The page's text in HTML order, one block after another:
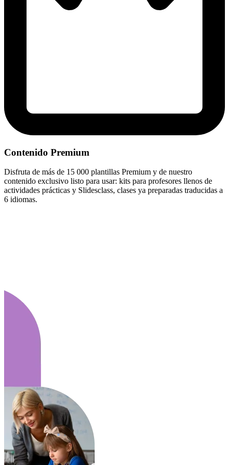
Contenido Premium
Disfruta de más de 15 000 plantillas Premium y de nuestro
contenido exclusivo listo para usar: kits para profesores llenos de
actividades prácticas y Slidesclass, clases ya preparadas traducidas a
6 idiomas.